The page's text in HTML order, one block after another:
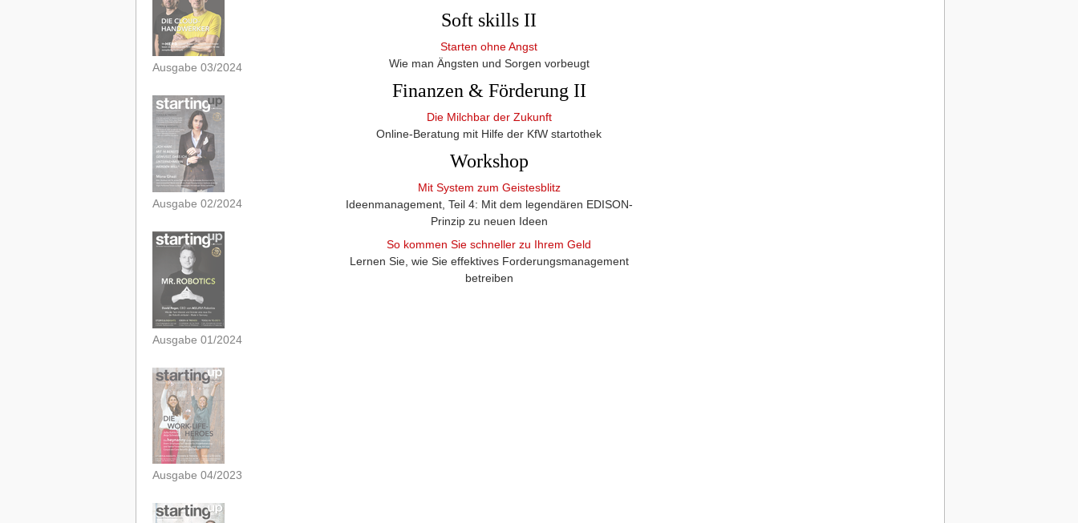
Ausgabe 03/2024
Ausgabe 02/2024
Ausgabe 01/2024
Ausgabe 04/2023
Soft skills II
Starten ohne Angst
Wie man Ängsten und Sorgen vorbeugt
Finanzen & Förderung II
Die Milchbar der Zukunft
Online-Beratung mit Hilfe der KfW startothek
Workshop
Mit System zum Geistesblitz
Ideenmanagement, Teil 4: Mit dem legendären EDISON-
Prinzip zu neuen Ideen
So kommen Sie schneller zu Ihrem Geld
Lernen Sie, wie Sie effektives Forderungsmanagement
betreiben